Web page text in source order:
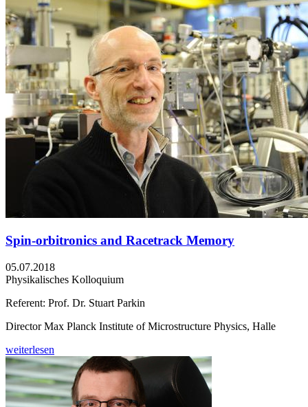
Spin-orbitronics and Racetrack Memory
05.07.2018
Physikalisches Kolloquium
Referent: Prof. Dr. Stuart Parkin
Director Max Planck Institute of Microstructure Physics, Halle
weiterlesen